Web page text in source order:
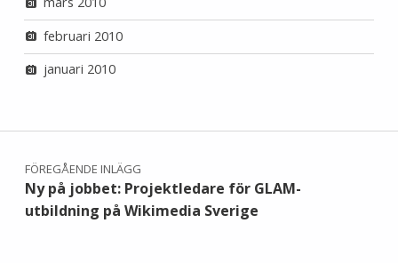
februari 2010
januari 2010
Inläggsnavigering
FÖREGÅENDE INLÄGG
Ny på jobbet: Projektledare för GLAM-
utbildning på Wikimedia Sverige